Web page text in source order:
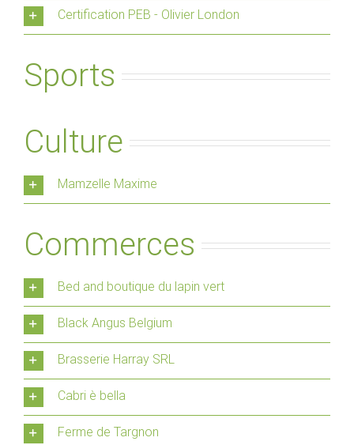
Certification PEB - Olivier London
Sports
Culture
Mamzelle Maxime
Commerces
Bed and boutique du lapin vert
Black Angus Belgium
Brasserie Harray SRL
Cabri è bella
Ferme de Targnon